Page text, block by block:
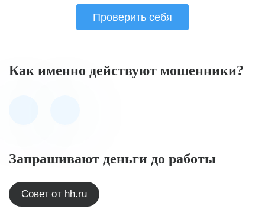
Проверить себя
Как именно действуют мошенники?
Запрашивают деньги до работы
Совет от hh.ru